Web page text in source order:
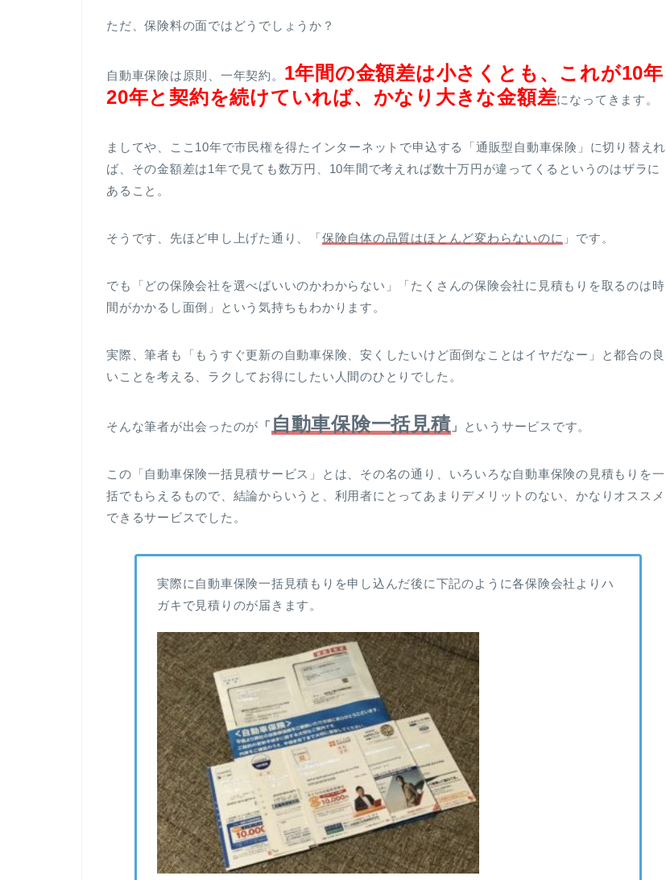
ただ、保険料の面ではどうでしょうか？
自動車保険は原則、一年契約。 1年間の金額差は小さくとも、これが10年
20年と契約を続けていれば、かなり大きな金額差になってきます。
ましてや、ここ10年で市民権を得たインターネットで申込する「通販型自動車保険」に切り替えれ
ば、その金額差は1年で見ても数万円、10年間で考えれば数十万円が違ってくるというのはザラに
あること。
そうです、先ほど申し上げた通り、「保険自体の品質はほとんど変わらないのに 」です。
でも「どの保険会社を選べばいいのかわからない」「たくさんの保険会社に見積もりを取るのは時
間がかかるし面倒」という気持ちもわかります。
実際、筆者も「もうすぐ更新の自動車保険、安くしたいけど面倒なことはイヤだなー」と都合の良
いことを考える、ラクしてお得にしたい人間のひとりでした。
そんな筆者が出会ったのが 「 自動車保険一括見積」 というサービスです。
この「自動車保険一括見積サービス」とは、その名の通り、いろいろな自動車保険の見積もりを一
括でもらえるもので、結論からいうと、利用者にとってあまりデメリットのない、かなりオススメ
できるサービスでした。
実際に自動車保険一括見積もりを申し込んだ後に下記のように各保険会社よりハ
ガキで見積りのが届きます。